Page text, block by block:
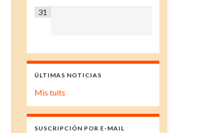
31
ÚLTIMAS NOTICIAS
Mis tuits
SUSCRIPCIÓN POR E-MAIL